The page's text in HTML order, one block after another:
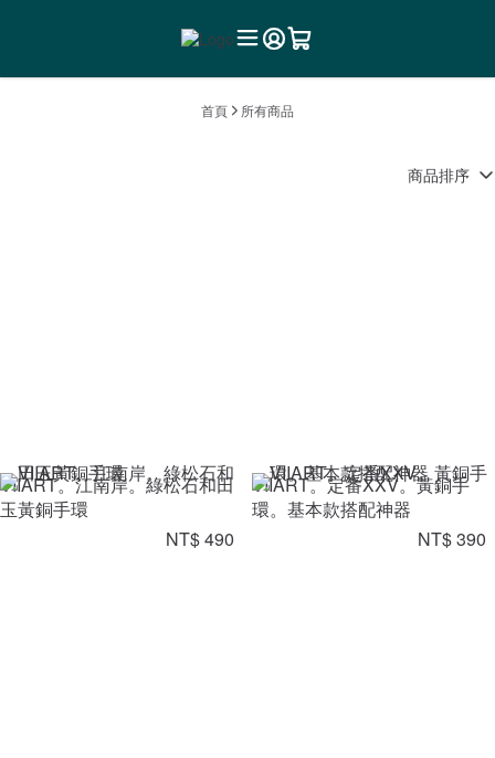
首頁 所有商品
商品排序
VIIART。江南岸。綠松石和田
玉黃銅手環
NT$ 490
VIIART。定番XXV。黃銅手
環。基本款搭配神器
NT$ 390